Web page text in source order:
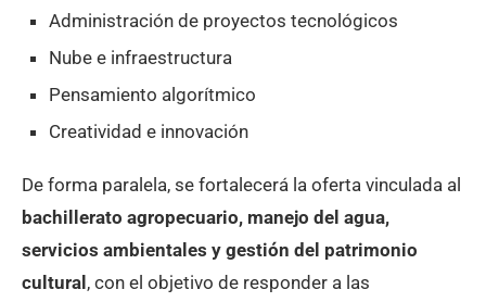
Administración de proyectos tecnológicos
Nube e infraestructura
Pensamiento algorítmico
Creatividad e innovación
De forma paralela, se fortalecerá la oferta vinculada al
bachillerato agropecuario, manejo del agua,
servicios ambientales y gestión del patrimonio
cultural, con el objetivo de responder a las